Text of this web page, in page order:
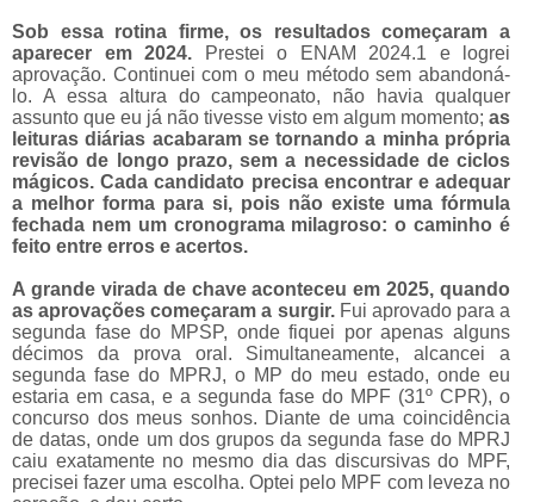
Sob essa rotina firme, os resultados começaram a
aparecer em 2024.
Prestei o ENAM 2024.1 e logrei
aprovação. Continuei com o meu método sem abandoná-
lo. A essa altura do campeonato, não havia qualquer
assunto que eu já não tivesse visto em algum momento; as
leituras diárias acabaram se tornando a minha própria
revisão de longo prazo, sem a necessidade de ciclos
mágicos. Cada candidato precisa encontrar e adequar
a melhor forma para si, pois não existe uma fórmula
fechada nem um cronograma milagroso: o caminho é
feito entre erros e acertos.
A grande virada de chave aconteceu em 2025, quando
as aprovações começaram a surgir. Fui aprovado para a
segunda fase do MPSP, onde fiquei por apenas alguns
décimos da prova oral. Simultaneamente, alcancei a
segunda fase do MPRJ, o MP do meu estado, onde eu
estaria em casa, e a segunda fase do MPF (31º CPR), o
concurso dos meus sonhos. Diante de uma coincidência
de datas, onde um dos grupos da segunda fase do MPRJ
caiu exatamente no mesmo dia das discursivas do MPF,
precisei fazer uma escolha. Optei pelo MPF com leveza no